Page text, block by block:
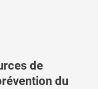
de
du